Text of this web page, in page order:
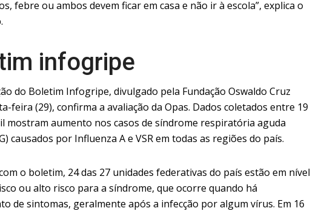
febre ou ambos devem ficar em casa e não ir à escola”, explica o
infogripe
do Boletim Infogripe, divulgado pela Fundação Oswaldo Cruz
feira (29), confirma a avaliação da Opas. Dados coletados entre 19
mostram aumento nos casos de síndrome respiratória aguda
causados por Influenza A e VSR em todas as regiões do país.
o boletim, 24 das 27 unidades federativas do país estão em nível
ou alto risco para a síndrome, que ocorre quando há
de sintomas, geralmente após a infecção por algum vírus. Em 16